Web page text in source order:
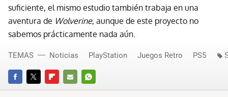
suficiente, el mismo estudio también trabaja en una
aventura de Wolverine, aunque de este proyecto no
sabemos prácticamente nada aún.
FACEBOOKTWITTERFLIPBOARD
E-
WHATSAPP
TEMAS Noticias PlayStation Juegos Retro PS5